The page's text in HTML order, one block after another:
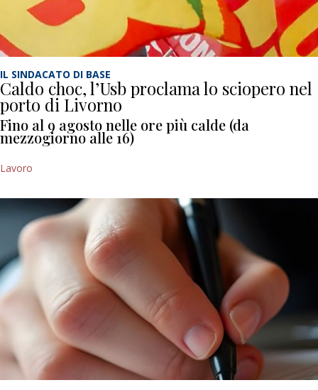
IL SINDACATO DI BASE
Caldo choc, l’Usb proclama lo sciopero nel
porto di Livorno
Fino al 9 agosto nelle ore più calde (da
mezzogiorno alle 16)
Lavoro